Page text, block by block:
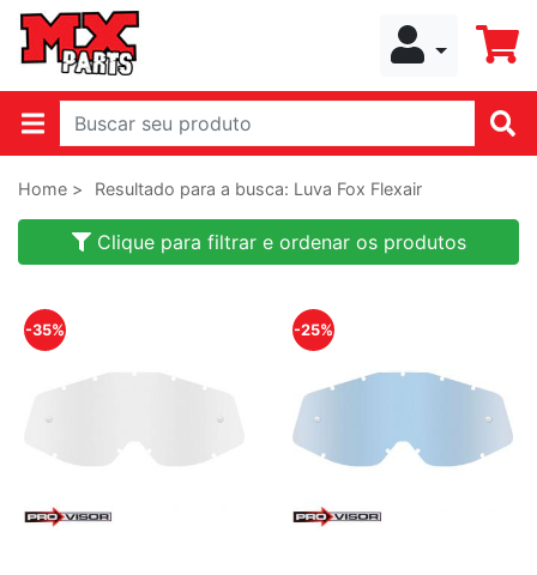
Home > Resultado para a busca: Luva Fox Flexair
Clique para filtrar e ordenar os produtos
-35% -25%